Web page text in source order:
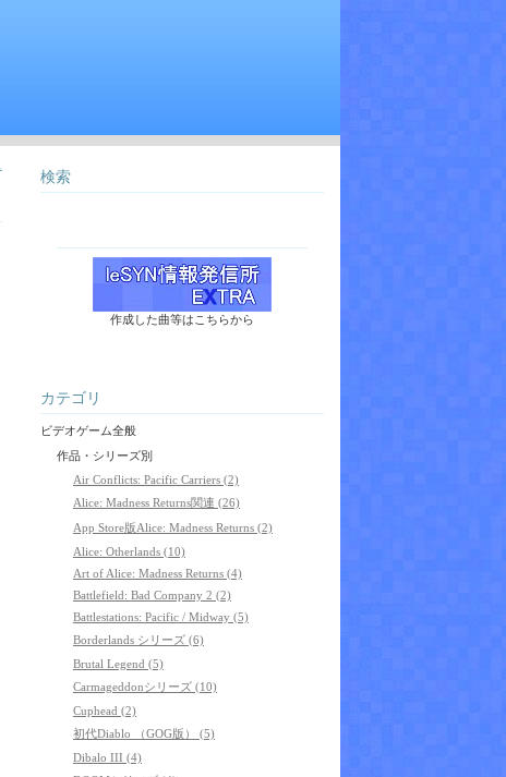
検索
作成した曲等はこちらから
カテゴリ
ビデオゲーム全般
作品・シリーズ別
Air Conflicts: Pacific Carriers (2)
Alice: Madness Returns関連 (26)
App Store版Alice: Madness Returns (2)
Alice: Otherlands (10)
Art of Alice: Madness Returns (4)
Battlefield: Bad Company 2 (2)
Battlestations: Pacific / Midway (5)
Borderlands シリーズ (6)
Brutal Legend (5)
Carmageddonシリーズ (10)
Cuphead (2)
初代Diablo （GOG版） (5)
Dibalo III (4)